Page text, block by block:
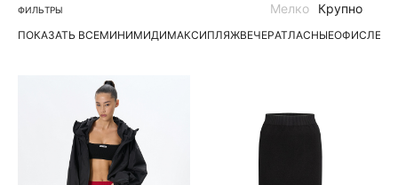
ФИЛЬТРЫ
ПОКАЗАТЬ ВСЕМИНИМИДИМАКСИПЛЯЖВЕЧЕРАТЛАСНЫЕОФИСЛЕН
Мелко Крупно